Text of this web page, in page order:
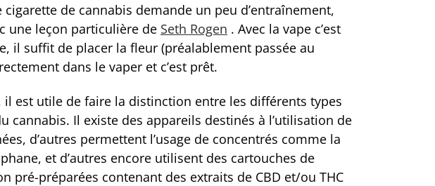
cigarette de cannabis demande un peu d’entraînement,
une leçon particulière de Seth Rogen . Avec la vape c’est
il suffit de placer la fleur (préalablement passée au
dans le vaper et c’est prêt.
il est utile de faire la distinction entre les différents types
cannabis. Il existe des appareils destinés à l’utilisation de
d’autres permettent l’usage de concentrés comme la
et d’autres encore utilisent des cartouches de
pré-préparées contenant des extraits de CBD et/ou THC